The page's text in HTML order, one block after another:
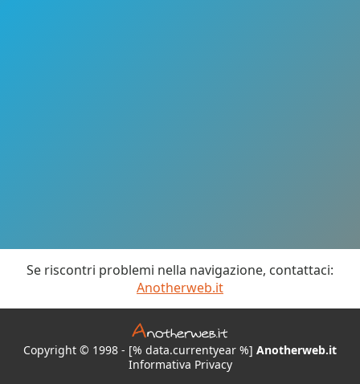
Se riscontri problemi nella navigazione, contattaci:
Anotherweb.it
Copyright © 1998 - [% data.currentyear %] Anotherweb.it
Informativa Privacy